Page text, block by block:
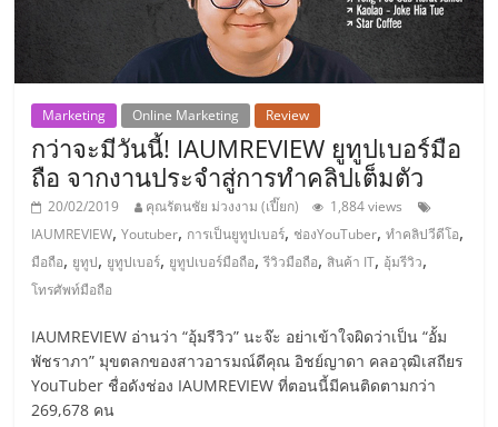
รน
ไชส์,
ปรึกษา
แฟ
รน
ไชส์,
รวม
แฟ
ไชส์
ขาย
แฟ
Marketing Online Marketing Review
กว่าจะมีวันนี้! IAUMREVIEW ยูทูปเบอร์มือ
ถือ จากงานประจำสู่การทำคลิปเต็มตัว
20/02/2019 คุณรัตนชัย ม่วงงาม (เปี๊ยก)
1,884 views
IAUMREVIEW,Youtuber, การเป็นยูทูปเบอร์, ช่องYouTuber,ทำคลิปวีดีโอ,
มือถือ, ยูทูป, ยูทูปเบอร์, ยูทูปเบอร์มือถือ,รีวิวมือถือ,สินค้า IT, อุ้มรีวิว,
โทรศัพท์มือถือ
IAUMREVIEW อ่านว่า “อุ้มรีวิว” นะจ๊ะ อย่าเข้าใจผิดว่าเป็น “อั้ม
พัชราภา” มุขตลกของสาวอารมณ์ดีคุณ อิชย์ญาดา คลอวุฒิเสถียร
YouTuber ชื่อดังช่อง IAUMREVIEW ที่ตอนนี้มีคนติดตามกว่า
269,678 คน